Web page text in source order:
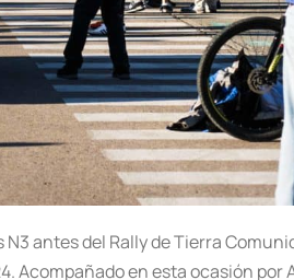
antes del Rally de Tierra
Acompañado en esta ocasión por